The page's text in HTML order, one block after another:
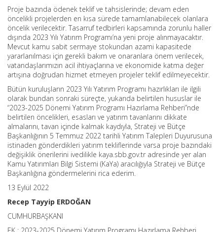
Proje bazında ödenek teklif ve tahsislerinde; devam eden
öncelikli projelerden en kısa sürede tamamlanabilecek olanlara
öncelik verilecektir. Tasarruf tedbirleri kapsamında zorunlu haller
dışında 2023 Yılı Yatırım Programı’na yeni proje alınmayacaktır.
Mevcut kamu sabit sermaye stokundan azami kapasitede
yararlanılması için gerekli bakım ve onaranlara önem verilecek,
vatandaşlarımızın acil ihtiyaçlarına ve ekonomide katma değer
artışına doğrudan hizmet etmeyen projeler teklif edilmeyecektir.
Bütün kuruluşların 2023 Yılı Yatırım Programı hazırlıkları ile ilgili
olarak bundan sonraki süreçte, yukarıda belirtilen hususlar ile
“2023-2025 Dönemi Yatırım Programı Hazırlama Rehberi”nde
belirtilen öncelikleri, esasları ve yatırım tavanlarını dikkate
almalarını, tavan içinde kalmak kaydıyla, Strateji ve Bütçe
Başkanlığının 5 Temmuz 2022 tarihli Yatırım Talepleri Duyurusuna
istinaden gönderdikleri yatırım tekliflerinde varsa proje bazındaki
değişiklik önerilerini ivedilikle kaya.sbb.gov.tr adresinde yer alan
Kamu Yatırımları Bilgi Sistemi (KaYa) aracılığıyla Strateji ve Bütçe
Başkanlığına göndermelerini rica ederim.
13 Eylül 2022
Recep Tayyip ERDOĞAN
CUMHURBAŞKANI